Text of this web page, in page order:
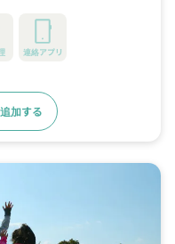
連絡アプリ
加する